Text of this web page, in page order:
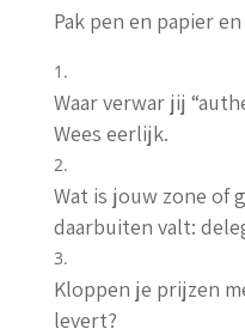
Pak pen en papier
Waar verwar jij
Wees eerlijk.
Wat is jouw zone of
daarbuiten valt:
Kloppen je prijzen
levert?